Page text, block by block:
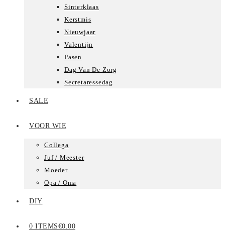
Sinterklaas
Kerstmis
Nieuwjaar
Valentijn
Pasen
Dag Van De Zorg
Secretaressedag
SALE
VOOR WIE
Collega
Juf / Meester
Moeder
Opa / Oma
DIY
0 ITEMS€0.00